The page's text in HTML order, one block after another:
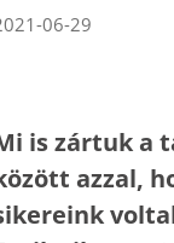
06-29
is zártuk a
azzal,